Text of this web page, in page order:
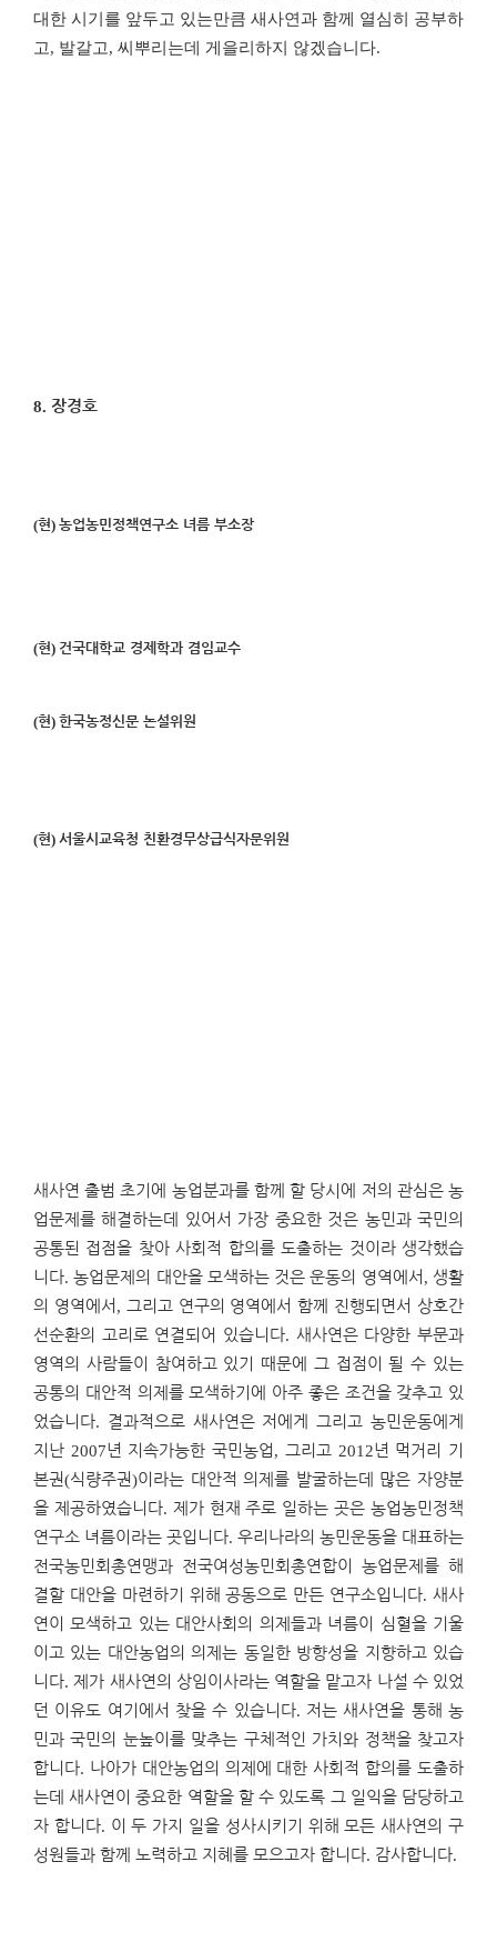
대한 시기를 앞두고 있는만큼 새사연과 함께 열심히 공부하
고, 발갈고, 씨뿌리는데 게을리하지 않겠습니다.
8. 장경호
(현) 농업농민정책연구소 녀름 부소장
(현) 건국대학교 경제학과 겸임교수
(현) 한국농정신문 논설위원
(현) 서울시교육청 친환경무상급식자문위원
새사연 출범 초기에 농업분과를 함께 할 당시에 저의 관심은 농
업문제를 해결하는데 있어서 가장 중요한 것은 농민과 국민의
공통된 접점을 찾아 사회적 합의를 도출하는 것이라 생각했습
니다.농업문제의 대안을 모색하는 것은 운동의 영역에서 , 생활
의 영역에서 , 그리고 연구의 영역에서 함께 진행되면서 상호간
선순환의 고리로 연결되어 있습니다. 새사연은 다양한 부문과
영역의 사람들이 참여하고 있기 때문에 그 접점이 될 수 있는
공통의 대안적 의제를 모색하기에 아주 좋은 조건을 갖추고 있
었습니다. 결과적으로 새사연은 저에게 그리고 농민운동에게
지난 2007년 지속가능한 국민농업 , 그리고 2012년 먹거리 기
본권(식량주권)이라는 대안적 의제를 발굴하는데 많은 자양분
을 제공하였습니다. 제가 현재 주로 일하는 곳은 농업농민정책
연구소 녀름이라는 곳입니다. 우리나라의 농민운동을 대표하는
전국농민회총연맹과 전국여성농민회총연합이 농업문제를 해
결할 대안을 마련하기 위해 공동으로 만든 연구소입니다.새사
연이 모색하고 있는 대안사회의 의제들과 녀름이 심혈을 기울
이고 있는 대안농업의 의제는 동일한 방향성을 지향하고 있습
니다.제가 새사연의 상임이사라는 역할을 맡고자 나설 수 있었
던 이유도 여기에서 찾을 수 있습니다. 저는 새사연을 통해 농
민과 국민의 눈높이를 맞추는 구체적인 가치와 정책을 찾고자
합니다. 나아가 대안농업의 의제에 대한 사회적 합의를 도출하
는데 새사연이 중요한 역할을 할 수 있도록 그 일익을 담당하고
자 합니다. 이 두 가지 일을 성사시키기 위해 모든 새사연의 구
성원들과 함께 노력하고 지혜를 모으고자 합니다. 감사합니다.